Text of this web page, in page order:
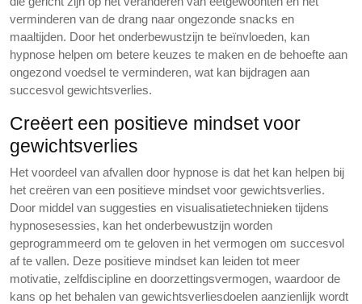
verminderen van de drang naar ongezonde snacks en
maaltijden. Door het onderbewustzijn te beïnvloeden, kan
hypnose helpen om betere keuzes te maken en de behoefte aan
ongezond voedsel te verminderen, wat kan bijdragen aan
succesvol gewichtsverlies.
Creëert een positieve mindset voor
gewichtsverlies
Het voordeel van afvallen door hypnose is dat het kan helpen bij
het creëren van een positieve mindset voor gewichtsverlies.
Door middel van suggesties en visualisatietechnieken tijdens
hypnosesessies, kan het onderbewustzijn worden
geprogrammeerd om te geloven in het vermogen om succesvol
af te vallen. Deze positieve mindset kan leiden tot meer
motivatie, zelfdiscipline en doorzettingsvermogen, waardoor de
kans op het behalen van gewichtsverliesdoelen aanzienlijk wordt